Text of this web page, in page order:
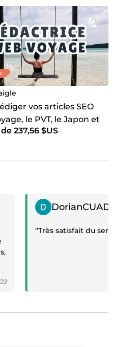
vos articles SEO
le PVT, le Japon et
237,56 $US
Témoignage positif
DorianCUADROS
“Très satisfait du service”